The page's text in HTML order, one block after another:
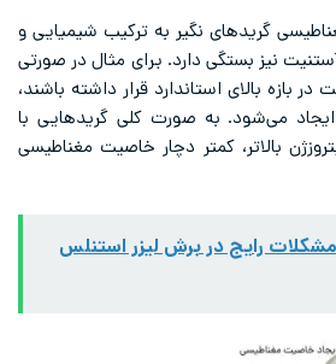
گریدهای نگیر به ترکیب شیمیایی و
نیز بستگی دارد. برای مثال در صورتی
بازه بالای استاندارد قرار داشته باشند،
می‌شود. به صورت کلی گریدهایی با
بالاتر، کمتر دچار خاصیت مغناطیسی
رایج در برش لیزر استنلس